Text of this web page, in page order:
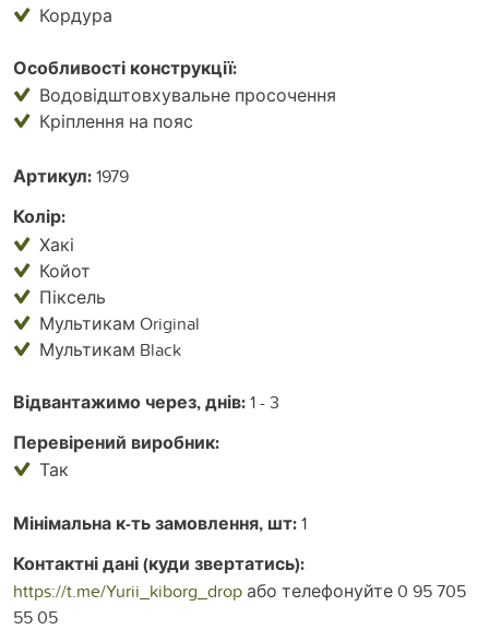
Кордура
Особливості конструкції:
Водовідштовхувальне просочення
Кріплення на пояс
Артикул:1979
Колір:
Хакі
Койот
Піксель
Мультикам Original
Мультикам Black
Відвантажимо через, днів:1 - 3
Перевірений виробник:
Так
Мінімальна к-ть замовлення, шт:1
Контактні дані (куди звертатись):
https://t.me/Yurii_kiborg_dropабо телефонуйте 0 95 705
55 05